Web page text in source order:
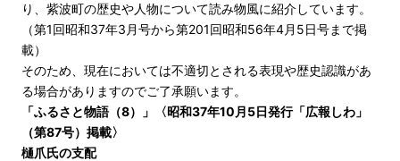
り、紫波町の歴史や人物について読み物風に紹介しています。
（第1回昭和37年3月号から第201回昭和56年4月5日号まで掲
載）
そのため、現在においては不適切とされる表現や歴史認識があ
る場合がありますのでご了承願います。
「ふるさと物語（8）」〈昭和37年10月5日発行「広報しわ」
（第87号）掲載〉
樋爪氏の支配